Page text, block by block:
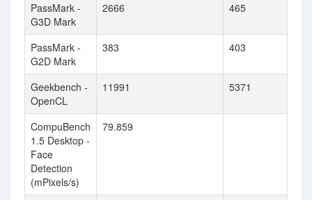
PassMark -
G3D Mark
2666 465
PassMark -
G2D Mark
383 403
Geekbench -
OpenCL
11991 5371
CompuBench
1.5 Desktop -
Face
Detection
(mPixels/s)
79.859